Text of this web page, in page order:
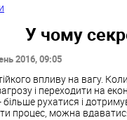
У чому
2016, 09:05
впливу на вагу.
і переходити на
більше рухатися і
процес, можна